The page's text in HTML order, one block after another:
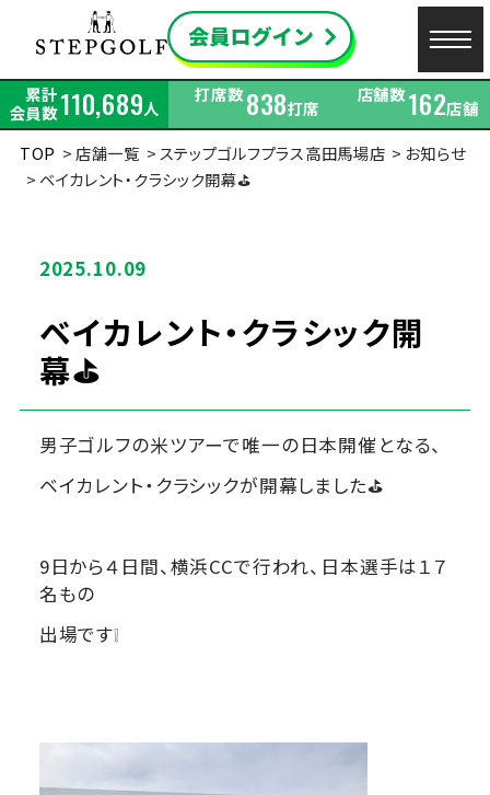
累計
会員数110,689人
打席数838打席
店舗数162店舗
TOP
店舗一覧 ステップゴルフプラス高田馬場店
お知らせ
ベイカレント・クラシック開幕⛳
2025.10.09
ベイカレント・クラシック開
幕⛳
男子ゴルフの米ツアーで唯一の日本開催となる、
ベイカレント・クラシックが開幕しました⛳
9日から４日間、横浜CCで行われ、日本選手は１７
名もの
出場です❕